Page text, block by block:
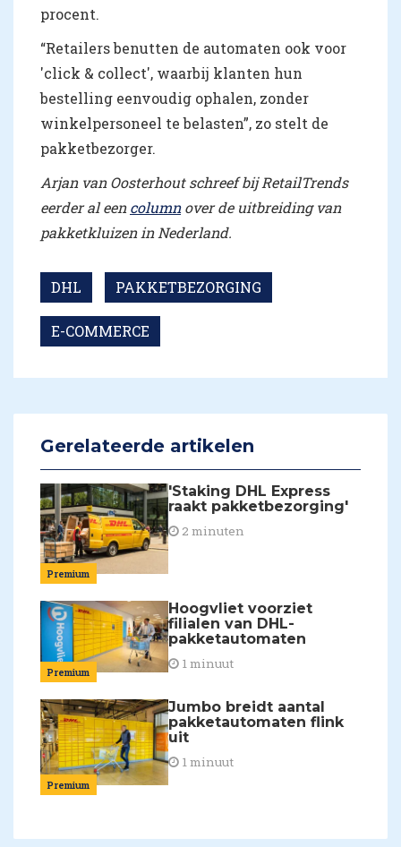
procent.
“Retailers benutten de automaten ook voor
'click & collect', waarbij klanten hun
bestelling eenvoudig ophalen, zonder
winkelpersoneel te belasten”, zo stelt de
pakketbezorger.
Arjan van Oosterhout schreef bij RetailTrends
eerder al eencolumnover de uitbreiding van
pakketkluizen in Nederland.
DHL PAKKETBEZORGING
E-COMMERCE
Gerelateerde artikelen
Premium
'Staking DHL Express
raakt pakketbezorging'
2 minuten
Premium
Hoogvliet voorziet
filialen van DHL-
pakketautomaten
1 minuut
Premium
Jumbo breidt aantal
pakketautomaten flink
uit
1 minuut